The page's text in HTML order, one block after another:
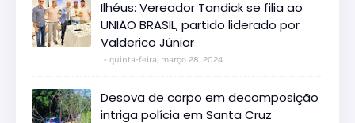
Ilhéus: Vereador Tandick se filia ao
UNIÃO BRASIL, partido liderado por
Valderico Júnior
quinta-feira, março 28, 2024
Desova de corpo em decomposição
intriga polícia em Santa Cruz